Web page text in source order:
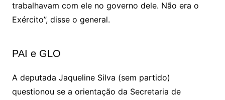
trabalhavam com ele no governo dele. Não era o
Exército”, disse o general.
PAI e GLO
A deputada Jaqueline Silva (sem partido)
questionou se a orientação da Secretaria de